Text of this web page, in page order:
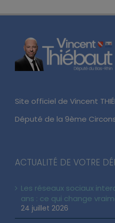
Site officiel de Vincent
Député de la 9ème
ACTUALITÉ DE VOTRE
Les réseaux sociaux
ans : ce qui change
24 juillet 2026